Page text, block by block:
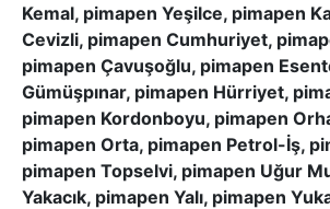
Kemal, pimapen Yeşilce, pimapen
Cevizli, pimapen Cumhuriyet,
pimapen Çavuşoğlu, pimapen
Gümüşpınar, pimapen Hürriyet,
pimapen Kordonboyu, pimapen
pimapen Orta, pimapen Petrol-İş,
pimapen Topselvi, pimapen Uğur
Yakacık, pimapen Yalı, pimapen